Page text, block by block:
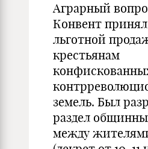
Аграрный
Конвент
льготной
крестьянам
земель. Был
раздел
между